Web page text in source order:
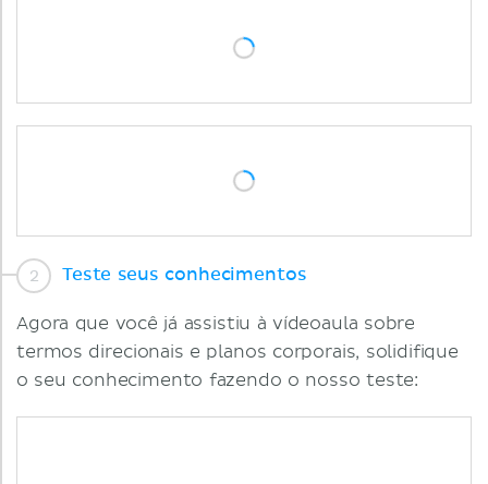
Teste seus conhecimentos
Agora que você já assistiu à vídeoaula sobre
termos direcionais e planos corporais, solidifique
o seu conhecimento fazendo o nosso teste: